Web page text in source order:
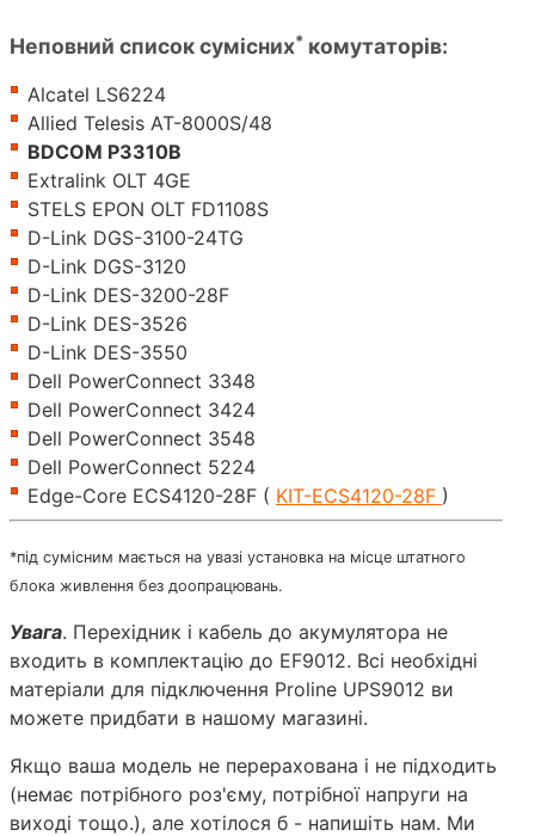
Неповний список сумісних* комутаторів:
Alcatel LS6224
Allied Telesis AT-8000S/48
BDCOM P3310B
Extralink OLT 4GE
STELS EPON OLT FD1108S
D-Link DGS-3100-24TG
D-Link DGS-3120
D-Link DES-3200-28F
D-Link DES-3526
D-Link DES-3550
Dell PowerConnect 3348
Dell PowerConnect 3424
Dell PowerConnect 3548
Dell PowerConnect 5224
Edge-Core ECS4120-28F ( KIT-ECS4120-28F )
*під сумісним мається на увазі установка на місце штатного
блока живлення без доопрацювань.
Увага. Перехідник і кабель до акумулятора не
входить в комплектацію до EF9012. Всі необхідні
матеріали для підключення Proline UPS9012 ви
можете придбати в нашому магазині.
Якщо ваша модель не перерахована і не підходить
(немає потрібного роз'єму, потрібної напруги на
виході тощо.), але хотілося б - напишіть нам. Ми